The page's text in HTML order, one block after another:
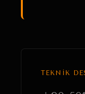
TEKNİK